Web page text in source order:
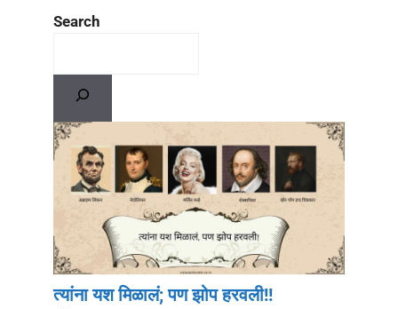
Search
त्यांना यश मिळालं; पण झोप हरवली!!